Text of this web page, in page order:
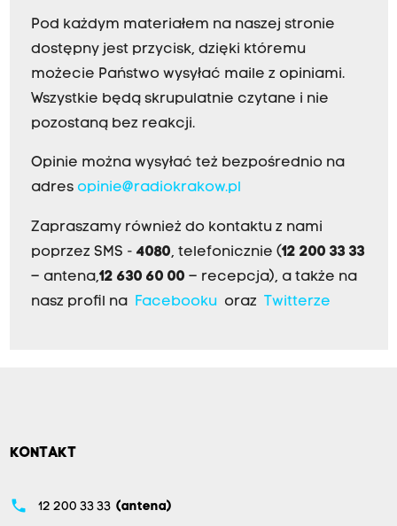
Pod każdym materiałem na naszej stronie
dostępny jest przycisk, dzięki któremu
możecie Państwo wysyłać maile z opiniami.
Wszystkie będą skrupulatnie czytane i nie
pozostaną bez reakcji.
Opinie można wysyłać też bezpośrednio na
adres opinie@radiokrakow.pl
Zapraszamy również do kontaktu z nami
poprzez SMS - 4080, telefonicznie (12 200 33 33
– antena,12 630 60 00 – recepcja), a także na
nasz profil na
Facebookuoraz Twitterze
KONTAKT
phone 12 200 33 33 (antena)